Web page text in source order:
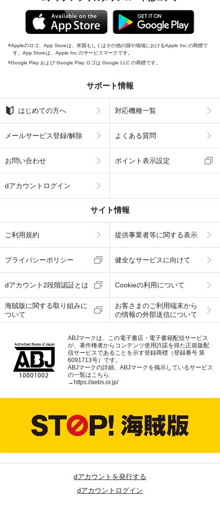
Appleのロゴ、App Storeは、米国もしくはその他の国や地域におけるApple Inc.の商標で
す。App Storeは、Apple Inc.のサービスマークです。
Google Play および Google Play ロゴは Google LLC の商標です。
サポート情報
はじめての方へ 対応機種一覧
メールサービス登録/解除 よくある質問
お問い合わせ ポイント表示設定
dアカウントログイン
サイト情報
ご利用規約 提供事業者等に関する表示
プライバシーポリシー 健全なサービスに向けて
dアカウント2段階認証とは Cookieの利用について
海賊版に関する取り組みに
ついて
お客さまのご利用端末から
の情報の外部送信について
ABJマークは、この電子書店・電子書籍配信サービス
が、著作権者からコンテンツ使用許諾を得た正規版配
信サービスであることを示す登録商標（登録番号 第
6091713号）です。
ABJマークの詳細、ABJマークを掲示しているサービス
の一覧はこちら
→ https://aebs.or.jp/
dアカウントを発行する
dアカウントログイン